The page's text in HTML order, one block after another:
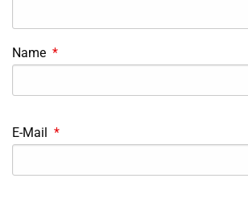
Name *
E-Mail *